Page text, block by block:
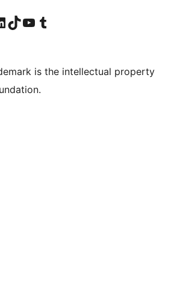
जानुहोस्खातामा जानुहोस्
हाम्रो TikTok खाता भ्रमण गर्नुहोस्
हाम्रो युट्युब च्यानलमा जानुहोस्
हाम्रो टम्बलर खाता भ्रमण गर्नुहोस्
is the intellectual property